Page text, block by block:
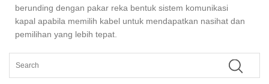
berunding dengan pakar reka bentuk sistem komunikasi
kapal apabila memilih kabel untuk mendapatkan nasihat dan
pemilihan yang lebih tepat.